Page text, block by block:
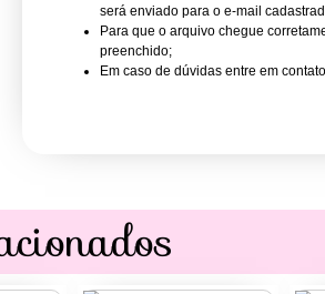
será enviado para o e-mail
Para que o arquivo chegue
preenchido;
Em caso de dúvidas entre em